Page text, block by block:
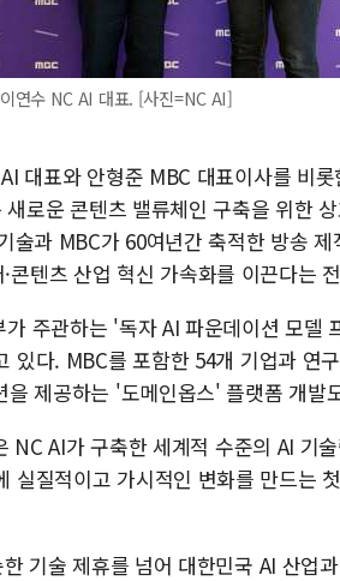
연수 NC AI 대표. [사진=NC AI]
대표와 안형준 MBC 대표이사를 비
로운 콘텐츠 밸류체인 구축을 위한
술과 MBC가 60여년간 축적한 방송
콘텐츠 산업 혁신 가속화를 이끈다는
주관하는 '독자 AI 파운데이션 모델
있다. MBC를 포함한 54개 기업과 연
을 제공하는 '도메인옵스' 플랫폼 개발
NC AI가 구축한 세계적 수준의 AI 기
실질적이고 가시적인 변화를 만드는
기술 제휴를 넘어 대한민국 AI 산업